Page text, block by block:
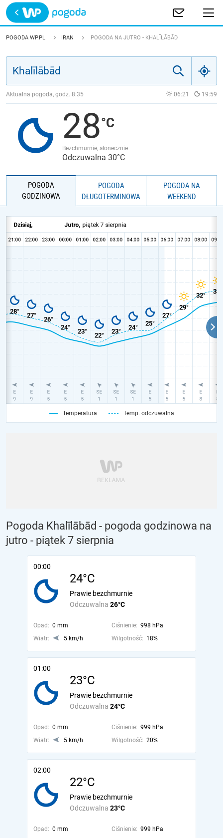
Trwa ładowanie
POLSKA
JAKOŚĆ POWIETRZA
POGODA WP.PL IRAN POGODA NA JUTRO - KHALĪLĀBĀD
Aktualna pogoda, godz. 8:35 06:21 19:59
28
Bezchmurnie, słonecznie
Odczuwalna 30°C
POGODA
GODZINOWA
POGODA
DŁUGOTERMINOWA
POGODA NA
WEEKEND
Temperatura Temp. odczuwalna
Pogoda Khalīlābād - pogoda godzinowa na
jutro - piątek 7 sierpnia
00:00
24°C
Odczuwalna 26°C
Prawie bezchmurnie
Opad: 0 mm Ciśnienie: 998 hPa
Wiatr:
5 km/h Wilgotność: 18%
01:00
23°C
Odczuwalna 24°C
Prawie bezchmurnie
Opad: 0 mm Ciśnienie: 999 hPa
Wiatr:
5 km/h Wilgotność: 20%
02:00
22°C
Odczuwalna 23°C
Prawie bezchmurnie
Opad: 0 mm Ciśnienie: 999 hPa